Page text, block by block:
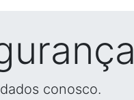
conosco.